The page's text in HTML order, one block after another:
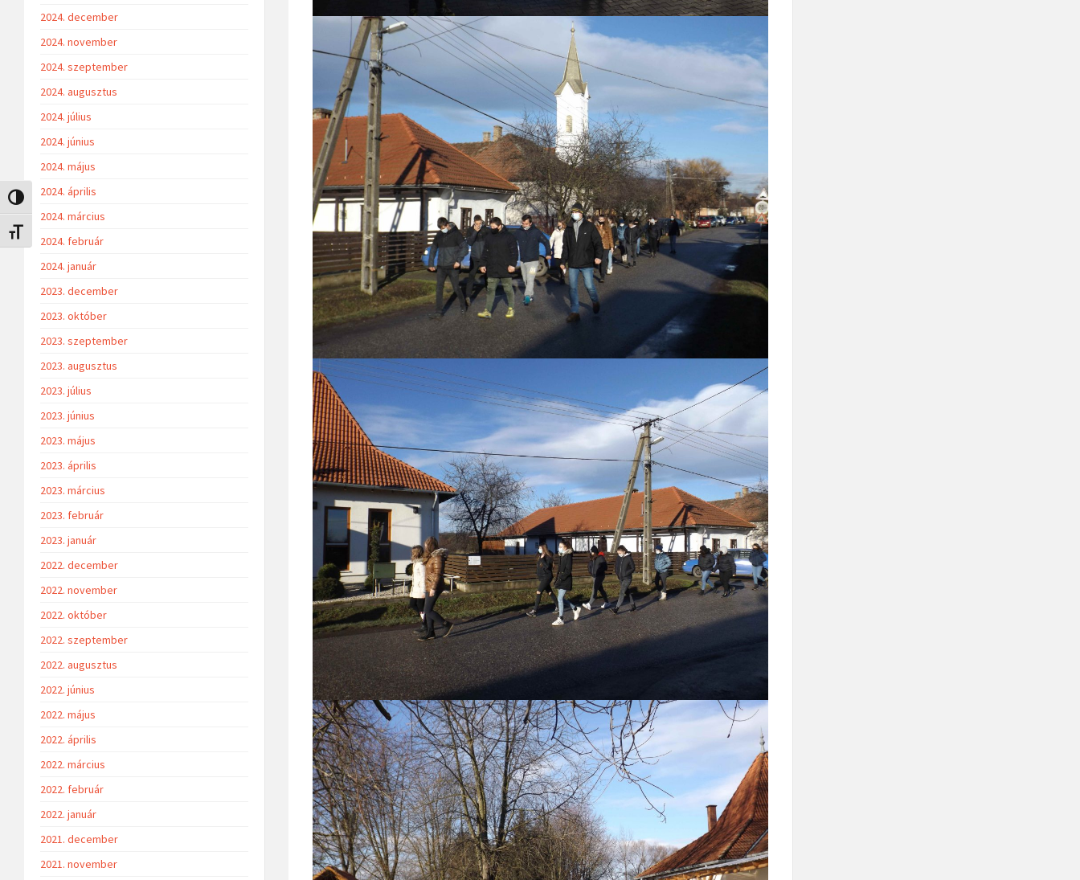
Nagy kontraszt váltása
Betűméret váltása
2024. december
2024. november
2024. szeptember
2024. augusztus
2024. július
2024. június
2024. május
2024. április
2024. március
2024. február
2024. január
2023. december
2023. október
2023. szeptember
2023. augusztus
2023. július
2023. június
2023. május
2023. április
2023. március
2023. február
2023. január
2022. december
2022. november
2022. október
2022. szeptember
2022. augusztus
2022. június
2022. május
2022. április
2022. március
2022. február
2022. január
2021. december
2021. november